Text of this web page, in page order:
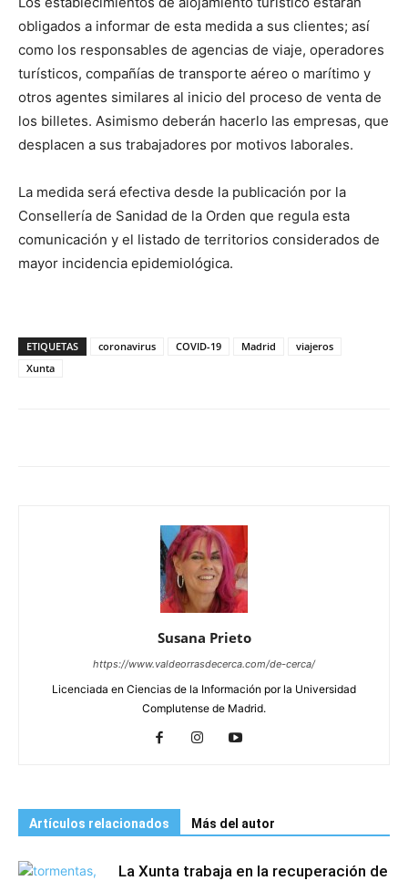
obligados a informar de esta medida a sus clientes; así
como los responsables de agencias de viaje, operadores
turísticos, compañías de transporte aéreo o marítimo y
otros agentes similares al inicio del proceso de venta de
los billetes. Asimismo deberán hacerlo las empresas, que
desplacen a sus trabajadores por motivos laborales.
La medida será efectiva desde la publicación por la
Consellería de Sanidad de la Orden que regula esta
comunicación y el listado de territorios considerados de
mayor incidencia epidemiológica.
ETIQUETAS coronavirus COVID-19 Madrid
viajeros
Xunta
Susana Prieto
https://www.valdeorrasdecerca.com/de-cerca/
Licenciada en Ciencias de la Información por la Universidad
Complutense de Madrid.
Artículos relacionados Más del autor
La Xunta trabaja en la recuperación de